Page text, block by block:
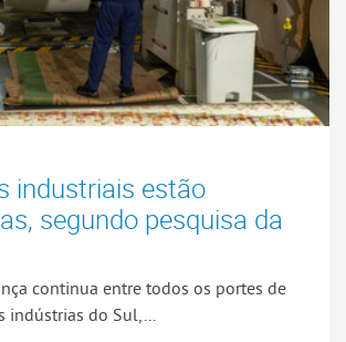
industriais estão
segundo pesquisa da
continua entre todos os portes de
indústrias do Sul,...